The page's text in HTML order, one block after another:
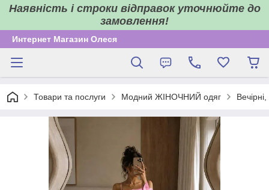
Наявність і строки відправок уточнюйте до
замовлення!
Интернет Магазин Олеся
Товари та послуги Модний ЖІНОЧНИЙ одяг